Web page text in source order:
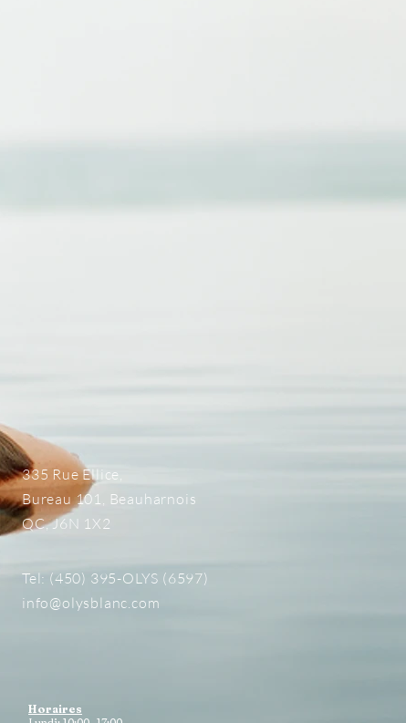
335 Rue Ellice,
Bureau 101, Beauharnois
QC, J6N 1X2
Tel: (450) 395-OLYS (6597)
info@olysblanc.com
Horaires